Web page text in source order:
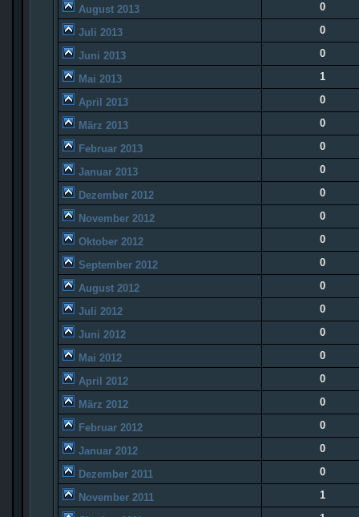
August 2013 0
Juli 2013 0
Juni 2013 0
Mai 2013 1
April 2013 0
März 2013 0
Februar 2013 0
Januar 2013 0
Dezember 2012 0
November 2012 0
Oktober 2012 0
September 2012 0
August 2012 0
Juli 2012 0
Juni 2012 0
Mai 2012 0
April 2012 0
März 2012 0
Februar 2012 0
Januar 2012 0
Dezember 2011 0
November 2011 1